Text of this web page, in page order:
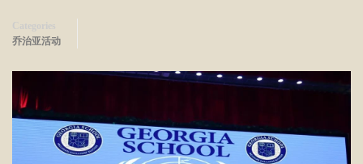
Categories
乔治亚活动